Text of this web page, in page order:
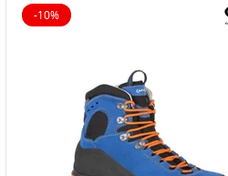
-10%
10% reduziert